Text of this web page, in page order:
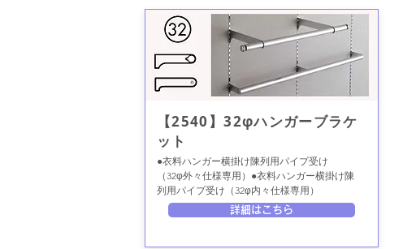
【2540】32φハンガーブラケ
ット
●衣料ハンガー横掛け陳列用パイプ受け
（32φ外々仕様専用）●衣料ハンガー横掛け陳
列用パイプ受け（32φ内々仕様専用）
詳細はこちら